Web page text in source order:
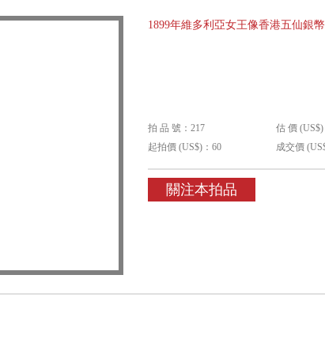
1899年維多利亞女王像香港五仙銀
拍 品 號：217
估 價 (US$)
起拍價 (US$)：60
成交價
關注本拍品